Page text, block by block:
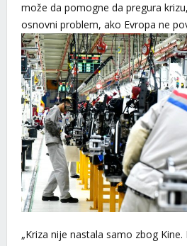
može da pomogne da pregura
osnovni problem, ako Evropa ne
„Kriza nije nastala samo zbog